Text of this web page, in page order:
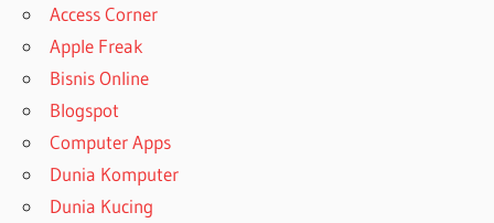
Access Corner
Apple Freak
Bisnis Online
Blogspot
Computer Apps
Dunia Komputer
Dunia Kucing